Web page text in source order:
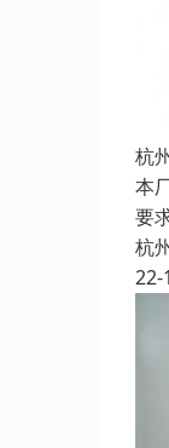
杭
本
要
杭
22-